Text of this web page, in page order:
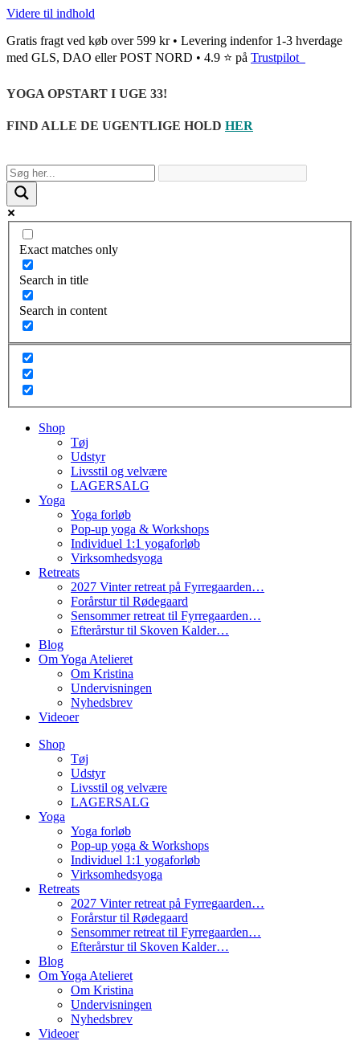
Videre til indhold
Gratis fragt ved køb over 599 kr • Levering indenfor 1-3 hverdage
med GLS, DAO eller POST NORD • 4.9 ⭐ på Trustpilot
YOGA OPSTART I UGE 33!
FIND ALLE DE UGENTLIGE HOLD HER
Exact matches only
Search in title
Search in content
Shop
Tøj
Udstyr
Livsstil og velvære
LAGERSALG
Yoga
Yoga forløb
Pop-up yoga & Workshops
Individuel 1:1 yogaforløb
Virksomhedsyoga
Retreats
2027 Vinter retreat på Fyrregaarden…
Forårstur til Rødegaard
Sensommer retreat til Fyrregaarden…
Efterårstur til Skoven Kalder…
Blog
Om Yoga Atelieret
Om Kristina
Undervisningen
Nyhedsbrev
Videoer
Shop
Tøj
Udstyr
Livsstil og velvære
LAGERSALG
Yoga
Yoga forløb
Pop-up yoga & Workshops
Individuel 1:1 yogaforløb
Virksomhedsyoga
Retreats
2027 Vinter retreat på Fyrregaarden…
Forårstur til Rødegaard
Sensommer retreat til Fyrregaarden…
Efterårstur til Skoven Kalder…
Blog
Om Yoga Atelieret
Om Kristina
Undervisningen
Nyhedsbrev
Videoer